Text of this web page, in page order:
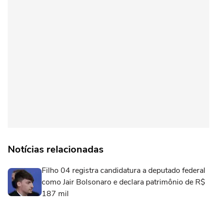
Notícias relacionadas
Filho 04 registra candidatura a deputado federal
como Jair Bolsonaro e declara patrimônio de R$
187 mil